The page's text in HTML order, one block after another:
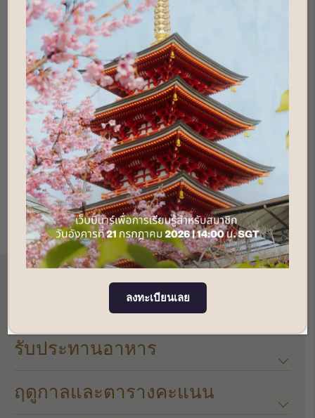
Club Wyndham Sundance Resort
Yamanakako Maisonette Twin Wood
View (VB)
จองรีสอร์ทนี้
คำแนะนำที่มีประโยชน์
รับประทานอาหาร
ฤดูกาลและตารางคะแนน​
ลงทะเบียนเลย